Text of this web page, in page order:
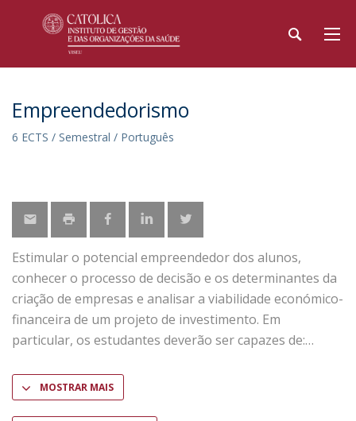
Empreendedorismo
6 ECTS / Semestral / Português
Estimular o potencial empreendedor dos alunos,
conhecer o processo de decisão e os determinantes da
criação de empresas e analisar a viabilidade económico-
financeira de um projeto de investimento. Em
particular, os estudantes deverão ser capazes de:
MOSTRAR MAIS